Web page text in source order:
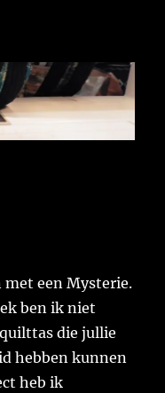
met een Mysterie.
ben ik niet
die jullie
hebben kunnen
heb ik